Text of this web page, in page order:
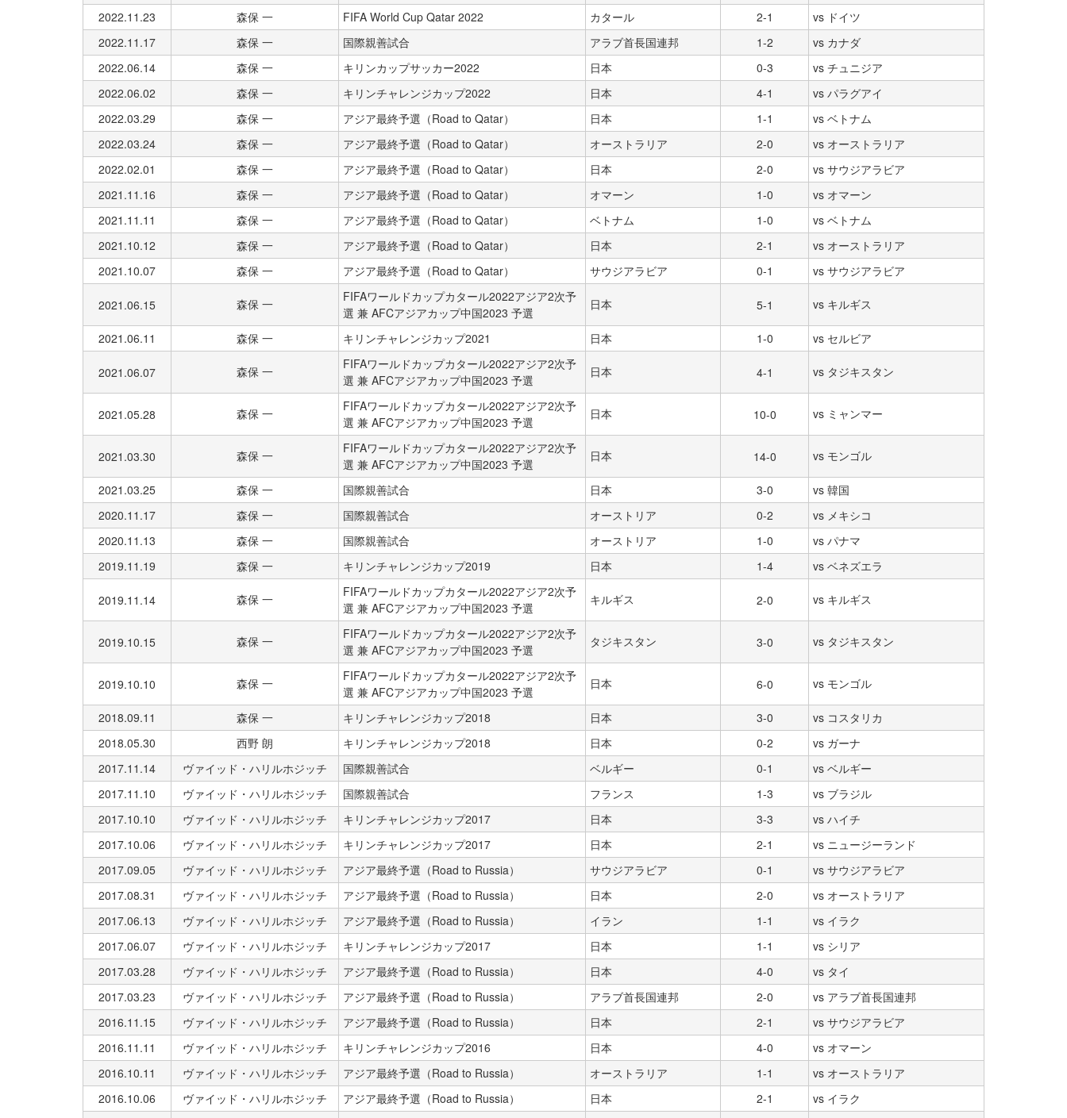
2022.11.23
森保 一 FIFA World Cup Qatar 2022 カタール 2-1
vs ドイツ
2022.11.17
森保 一 国際親善試合 アラブ首長国連邦 1-2
vs カナダ
2022.06.14
森保 一 キリンカップサッカー2022 日本 0-3
vs チュニジア
2022.06.02
森保 一 キリンチャレンジカップ2022 日本 4-1
vs パラグアイ
2022.03.29
森保 一 アジア最終予選（Road to Qatar） 日本 1-1
vs ベトナム
2022.03.24
森保 一 アジア最終予選（Road to Qatar） オーストラリア 2-0
vs オーストラリア
2022.02.01
森保 一 アジア最終予選（Road to Qatar） 日本 2-0
vs サウジアラビア
2021.11.16
森保 一 アジア最終予選（Road to Qatar） オマーン 1-0
vs オマーン
2021.11.11
森保 一 アジア最終予選（Road to Qatar） ベトナム 1-0
vs ベトナム
2021.10.12
森保 一 アジア最終予選（Road to Qatar） 日本 2-1
vs オーストラリア
2021.10.07
森保 一 アジア最終予選（Road to Qatar） サウジアラビア 0-1 vs サウジアラビア
2021.06.15 森保 一
FIFAワールドカップカタール2022アジア2次予
選 兼 AFCアジアカップ中国2023 予選
日本 5-1 vs キルギス
2021.06.11 森保 一 キリンチャレンジカップ2021 日本 1-0 vs セルビア
2021.06.07 森保 一
FIFAワールドカップカタール2022アジア2次予
選 兼 AFCアジアカップ中国2023 予選
日本 4-1 vs タジキスタン
2021.05.28 森保 一
FIFAワールドカップカタール2022アジア2次予
選 兼 AFCアジアカップ中国2023 予選
日本 10-0 vs ミャンマー
2021.03.30 森保 一
FIFAワールドカップカタール2022アジア2次予
選 兼 AFCアジアカップ中国2023 予選
日本 14-0 vs モンゴル
2021.03.25 森保 一 国際親善試合 日本 3-0
vs 韓国
2020.11.17
森保 一 国際親善試合 オーストリア 0-2
vs メキシコ
2020.11.13
森保 一 国際親善試合 オーストリア 1-0
vs パナマ
2019.11.19
森保 一 キリンチャレンジカップ2019 日本 1-4 vs ベネズエラ
2019.11.14 森保 一
FIFAワールドカップカタール2022アジア2次予
選 兼 AFCアジアカップ中国2023 予選
キルギス 2-0 vs キルギス
2019.10.15 森保 一
FIFAワールドカップカタール2022アジア2次予
選 兼 AFCアジアカップ中国2023 予選
タジキスタン 3-0 vs タジキスタン
2019.10.10 森保 一
FIFAワールドカップカタール2022アジア2次予
選 兼 AFCアジアカップ中国2023 予選
日本 6-0 vs モンゴル
2018.09.11 森保 一 キリンチャレンジカップ2018 日本 3-0
vs コスタリカ
2018.05.30
西野 朗 キリンチャレンジカップ2018 日本 0-2
vs ガーナ
2017.11.14
ヴァイッド・ハリルホジッチ 国際親善試合 ベルギー 0-1
vs ベルギー
2017.11.10
ヴァイッド・ハリルホジッチ 国際親善試合 フランス 1-3
vs ブラジル
2017.10.10
ヴァイッド・ハリルホジッチ キリンチャレンジカップ2017 日本 3-3
vs ハイチ
2017.10.06
ヴァイッド・ハリルホジッチ キリンチャレンジカップ2017 日本 2-1
vs ニュージーランド
2017.09.05
ヴァイッド・ハリルホジッチ アジア最終予選（Road to Russia） サウジアラビア 0-1
vs サウジアラビア
2017.08.31
ヴァイッド・ハリルホジッチ アジア最終予選（Road to Russia） 日本 2-0
vs オーストラリア
2017.06.13
ヴァイッド・ハリルホジッチ アジア最終予選（Road to Russia） イラン 1-1
vs イラク
2017.06.07
ヴァイッド・ハリルホジッチ キリンチャレンジカップ2017 日本 1-1
vs シリア
2017.03.28
ヴァイッド・ハリルホジッチ アジア最終予選（Road to Russia） 日本 4-0
vs タイ
2017.03.23
ヴァイッド・ハリルホジッチ アジア最終予選（Road to Russia） アラブ首長国連邦 2-0
vs アラブ首長国連邦
2016.11.15
ヴァイッド・ハリルホジッチ アジア最終予選（Road to Russia） 日本 2-1
vs サウジアラビア
2016.11.11
ヴァイッド・ハリルホジッチ キリンチャレンジカップ2016 日本 4-0
vs オマーン
2016.10.11
ヴァイッド・ハリルホジッチ アジア最終予選（Road to Russia） オーストラリア 1-1
vs オーストラリア
2016.10.06
ヴァイッド・ハリルホジッチ アジア最終予選（Road to Russia） 日本 2-1
vs イラク